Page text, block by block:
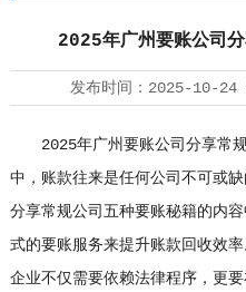
2025年广州要账公司
发布时间： 2025-10-
2025年广州要账公司分享常
中，账款往来是任何公司不可或
分享常规公司五种要账秘籍的内
式的要账服务来提升账款回收效
企业不仅需要依赖法律程序，更